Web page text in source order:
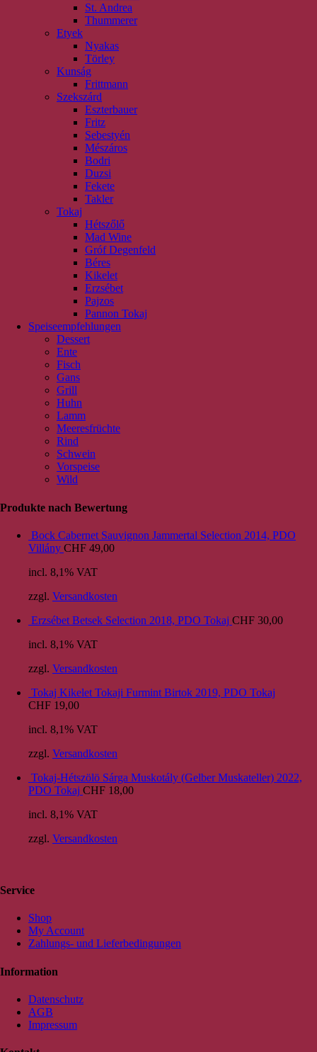
St. Andrea
Thummerer
Etyek
Nyakas
Törley
Kunság
Frittmann
Szekszárd
Eszterbauer
Fritz
Sebestyén
Mészáros
Bodri
Duzsi
Fekete
Takler
Tokaj
Hétszőlő
Mad Wine
Gróf Degenfeld
Béres
Kikelet
Erzsébet
Pajzos
Pannon Tokaj
Speiseempfehlungen
Dessert
Ente
Fisch
Gans
Grill
Huhn
Lamm
Meeresfrüchte
Rind
Schwein
Vorspeise
Wild
Produkte nach Bewertung
Bock Cabernet Sauvignon Jammertal Selection 2014, PDO
Villány CHF 49,00
incl. 8,1% VAT
zzgl. Versandkosten
Erzsébet Betsek Selection 2018, PDO Tokaj CHF 30,00
incl. 8,1% VAT
zzgl. Versandkosten
Tokaj Kikelet Tokaji Furmint Birtok 2019, PDO Tokaj
CHF 19,00
incl. 8,1% VAT
zzgl. Versandkosten
Tokaj-Hétszölö Sárga Muskotály (Gelber Muskateller) 2022,
PDO Tokaj CHF 18,00
incl. 8,1% VAT
zzgl. Versandkosten
Service
Shop
My Account
Zahlungs- und Lieferbedingungen
Information
Datenschutz
AGB
Impressum